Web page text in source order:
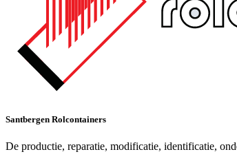
Santbergen Rolcontainers
De productie, reparatie, modificatie, identificatie,